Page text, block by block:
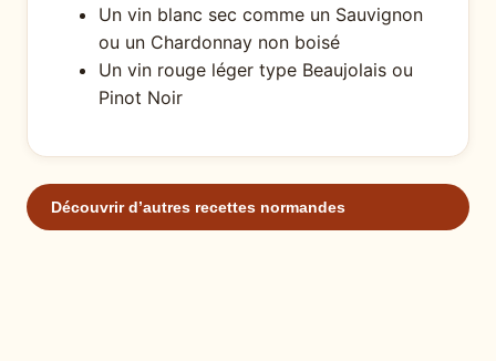
Un vin blanc sec comme un Sauvignon
ou un Chardonnay non boisé
Un vin rouge léger type Beaujolais ou
Pinot Noir
Découvrir d’autres recettes normandes